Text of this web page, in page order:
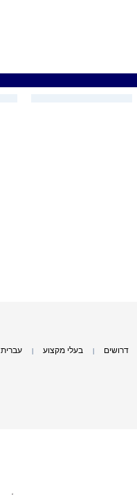
דרושים בעלי מקצוע עברית